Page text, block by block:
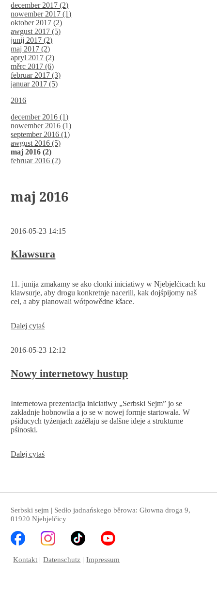
december 2017 (2)
nowember 2017 (1)
oktober 2017 (2)
awgust 2017 (5)
junij 2017 (2)
maj 2017 (2)
apryl 2017 (2)
měrc 2017 (6)
februar 2017 (3)
januar 2017 (5)
2016
december 2016 (1)
nowember 2016 (1)
september 2016 (1)
awgust 2016 (5)
maj 2016 (2)
februar 2016 (2)
maj 2016
2016-05-23 14:15
Klawsura
11. junija zmakamy se ako cłonki iniciatiwy w Njebjelćicach ku
klawsurje, aby drogu konkretnje nacerili, kak dojśpijomy naš
cel, a aby planowali wótpowědne kšace.
Dalej cytaśKlawsura
2016-05-23 12:12
Nowy internetowy hustup
Internetowa prezentacija iniciatiwy „Serbski Sejm” jo se
zakładnje hobnowiła a jo se w nowej formje startowała. W
pśiducych tyźenjach zaźěłaju se dalšne ideje a strukturne
pśinoski.
Dalej cytaśNowy
Serbski sejm | Sedło jadnańskego běrowa: Głowna droga 9,
01920 Njebjelčicy
Kontakt Datenschutz Impressum